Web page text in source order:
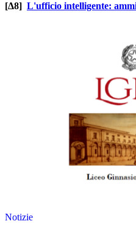
[Δ8] L'ufficio intelligente:
Notizie